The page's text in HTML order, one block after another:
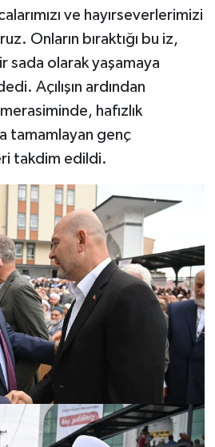
ve hayırseverlerimizi
Onların bıraktığı bu iz,
sada olarak yaşamaya
Açılışın ardından
hafızlık
tamamlayan genç
takdim edildi.